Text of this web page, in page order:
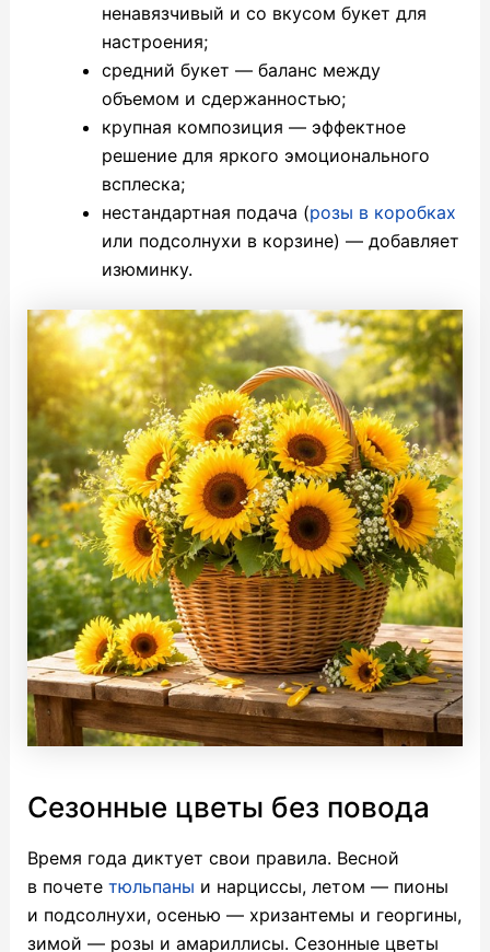
ненавязчивый и со вкусом букет для
настроения;
средний букет — баланс между
объемом и сдержанностью;
крупная композиция — эффектное
решение для яркого эмоционального
всплеска;
нестандартная подача (розы в коробках
или подсолнухи в корзине) — добавляет
изюминку.
Сезонные цветы без повода
Время года диктует свои правила. Весной
в почете тюльпаны и нарциссы, летом — пионы
и подсолнухи, осенью — хризантемы и георгины,
зимой — розы и амариллисы. Сезонные цветы